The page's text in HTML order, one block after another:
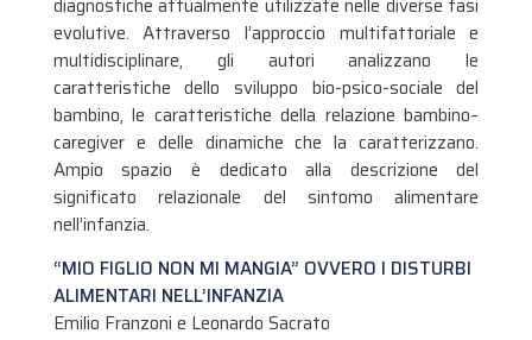
evolutive. Attraverso l’approccio multifattoriale e
multidisciplinare, gli autori analizzano le
caratteristiche dello sviluppo bio-psico-sociale del
bambino, le caratteristiche della relazione bambino–
caregiver e delle dinamiche che la caratterizzano.
Ampio spazio è dedicato alla descrizione del
significato relazionale del sintomo alimentare
nell’infanzia.
“MIO FIGLIO NON MI MANGIA” OVVERO I DISTURBI
ALIMENTARI NELL’INFANZIA
Emilio Franzoni e Leonardo Sacrato